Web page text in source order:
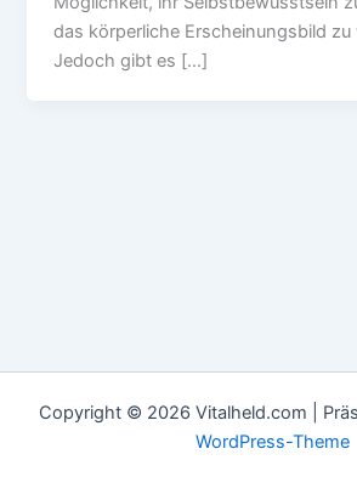
das körperliche Erscheinungsbild zu
Jedoch gibt es […]
Copyright © 2026 Vitalheld.com |
WordPress-Theme